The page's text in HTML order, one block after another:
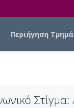
Περιήγηση